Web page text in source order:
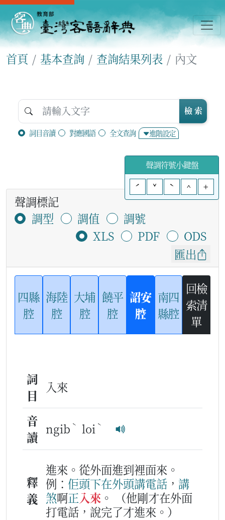
首頁 基本查詢 查詢結果列表 內文
詞目音讀 對應國語 全文查詢 進階設定
檢 索
聲調符號小鍵盤
ˊ
ˇ ˋ ^ +
聲調標記
調型
調值
調號
XLS
PDF
ODS
匯出
四縣
腔
海陸
腔
大埔
腔
饒平
腔
詔安
腔
南四
縣腔
回檢
索清
單
詞
目
入來
音
讀
ngib ˋ loi ˋ
釋
義
進來。從外面進到裡面來。
例： 佢頭下在外頭講電話 ， 講
煞啊正入來 。
（他剛才在外面
打電話，說完了才進來。）